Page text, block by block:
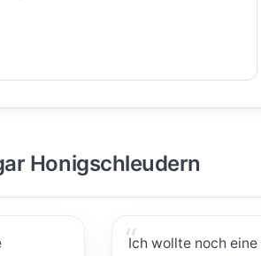
Honigschleudern
Ich wollte noch